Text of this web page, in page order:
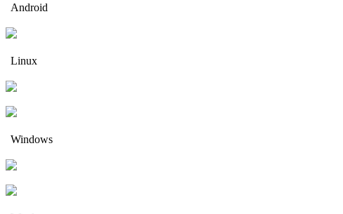
Android
Linux
Windows